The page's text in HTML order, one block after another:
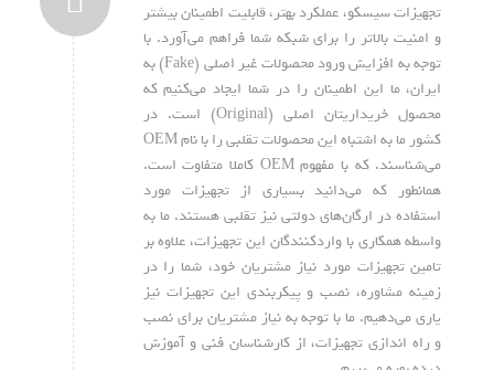
تجهیزات سیسکو، عملکرد بهتر، قابلیت اطمینان بیشتر
و امنیت بالاتر را برای شبکه شما فراهم می‌آورد. با
توجه به افزایش ورود محصولات غیر اصلی (Fake) به
ایران، ما این اطمینان را در شما ایجاد می‌کنیم که
محصول خریداریتان اصلی (Original) است. در
کشور ما به اشتباه این محصولات تقلبی را با نام OEM
می‌شناسند. که با مفهوم OEM کاملا متفاوت است.
همانطور که می‌دانید بسیاری از تجهیزات مورد
استفاده در ارگان‌های دولتی نیز تقلبی هستند. ما به
واسطه همکاری با واردکنندگان این تجهیزات، علاوه بر
تامین تجهیزات مورد نیاز مشتریان خود، شما را در
زمینه مشاوره، نصب و پیکربندی این تجهیزات نیز
یاری می‌دهیم. ما با توجه به نیاز مشتریان برای نصب
و راه اندازی تجهیزات، از کارشناسان فنی و آموزش